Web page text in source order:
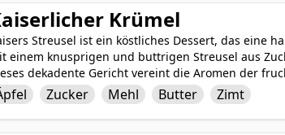
Krümel
Streusel ist ein köstliches Dessert, das eine
einem knusprigen und buttrigen Streusel aus
dekadente Gericht vereint die Aromen der
und schafft einen köstlichen Leckerbissen,
Vanilleeis serviert oder allein genossen,
schnell zu einem Favoriten wird.
Zucker Mehl Butter Zimt